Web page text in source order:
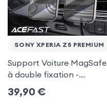
SONY XPERIA Z5 PREMIUM
Support Voiture MagSafe
à double fixation -
Acefast pour Sony Xperia
Z5 Premium
39,90 €